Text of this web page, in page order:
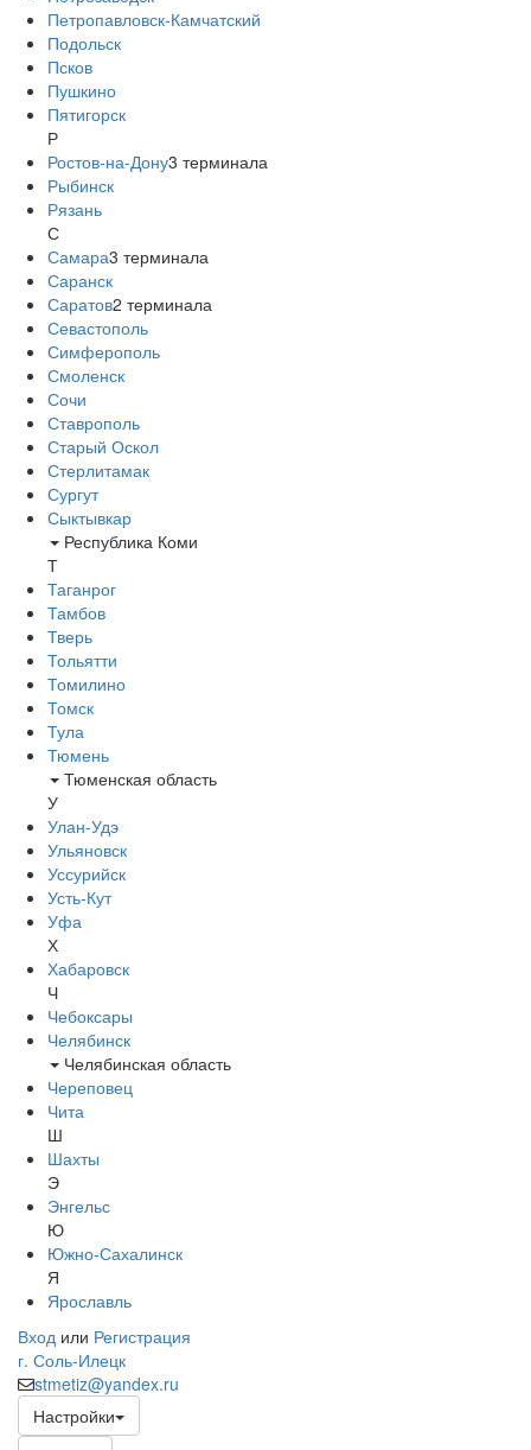
Петропавловск-Камчатский
Подольск
Псков
Пушкино
Пятигорск
Р
Ростов-на-Дону3 терминала
Рыбинск
Рязань
С
Самара3 терминала
Саранск
Саратов2 терминала
Севастополь
Симферополь
Смоленск
Сочи
Ставрополь
Старый Оскол
Стерлитамак
Сургут
Сыктывкар
Республика Коми
Т
Таганрог
Тамбов
Тверь
Тольятти
Томилино
Томск
Тула
Тюмень
Тюменская область
У
Улан-Удэ
Ульяновск
Уссурийск
Усть-Кут
Уфа
Х
Хабаровск
Ч
Чебоксары
Челябинск
Челябинская область
Череповец
Чита
Ш
Шахты
Э
Энгельс
Ю
Южно-Сахалинск
Я
Ярославль
Вход или Регистрация
г. Соль-Илецк
stmetiz@yandex.ru
Настройки